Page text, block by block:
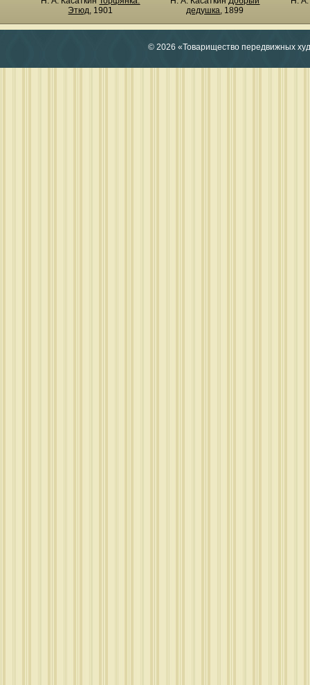
Этюд, 1901
дедушка, 1899
© 2026 «Товарищество передвижных